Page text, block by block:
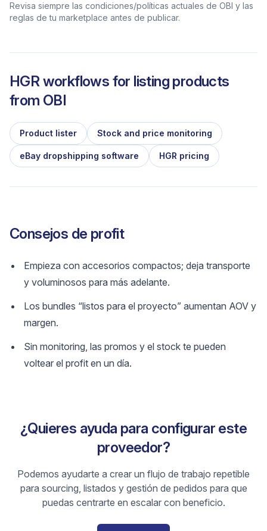
Revisa siempre las condiciones/políticas actuales de OBI y las
reglas de tu marketplace antes de publicar.
HGR workflows for listing products
from OBI
Product lister Stock and price monitoring
eBay dropshipping software HGR pricing
Consejos de profit
Empieza con accesorios compactos; deja transporte
y voluminosos para más adelante.
Los bundles “listos para el proyecto” aumentan AOV y
margen.
Sin monitoring, las promos y el stock te pueden
voltear el profit en un día.
¿Quieres ayuda para configurar este
proveedor?
Podemos ayudarte a crear un flujo de trabajo repetible
para sourcing, listados y gestión de pedidos para que
puedas centrarte en escalar con beneficio.